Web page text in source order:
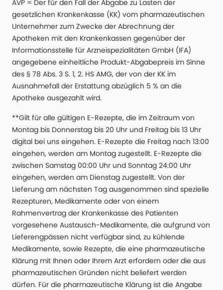
AVP = Der für den Fall der Abgabe zu Lasten der
gesetzlichen Krankenkasse (KK) vom pharmazeutischen
Unternehmer zum Zwecke der Abrechnung der
Apotheken mit den Krankenkassen gegenüber der
Informationsstelle für Arzneispezialitäten GmbH (IFA)
angegebene einheitliche Produkt-Abgabepreis im Sinne
des § 78 Abs. 3 S. 1, 2. HS AMG, der von der KK im
Ausnahmefall der Erstattung abzüglich 5 % an die
Apotheke ausgezahlt wird.
**Gilt für alle gültigen E-Rezepte, die im Zeitraum von
Montag bis Donnerstag bis 20 Uhr und Freitag bis 13 Uhr
digital bei uns eingehen. E-Rezepte die Freitag nach 13:00
eingehen, werden am Montag zugestellt. E-Rezepte die
zwischen Samstag 00:00 Uhr und Sonntag 24:00 Uhr
eingehen, werden am Dienstag zugestellt. Von der
Lieferung am nächsten Tag ausgenommen sind spezielle
Rezepturen, Medikamente oder von einem
Rahmenvertrag der Krankenkasse des Patienten
vorgesehene Austausch-Medikamente, die aufgrund von
Lieferengpässen nicht verfügbar sind, zu kühlende
Medikamente, sowie Rezepte, die eine pharmazeutische
Klärung mit Ihnen oder Ihrem Arzt erfordern oder die aus
pharmazeutischen Gründen nicht beliefert werden
dürfen. Für die pharmazeutische Klärung ist die Angabe